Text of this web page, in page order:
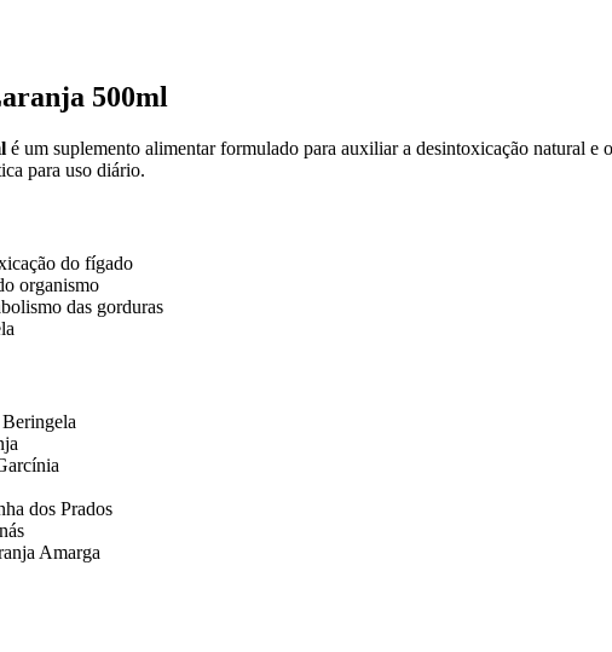
500ml
é um suplemento alimentar formulado para auxiliar a desintoxicação natural
para uso diário.
do fígado
organismo
das gorduras
dos Prados
Amarga